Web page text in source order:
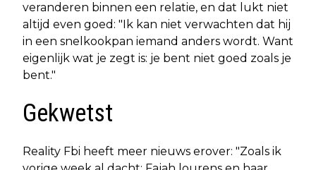
veranderen binnen een relatie, en dat lukt niet
altijd even goed: "Ik kan niet verwachten dat hij
in een snelkookpan iemand anders wordt. Want
eigenlijk wat je zegt is: je bent niet goed zoals je
bent."
Gekwetst
Reality Fbi heeft meer nieuws erover: "Zoals ik